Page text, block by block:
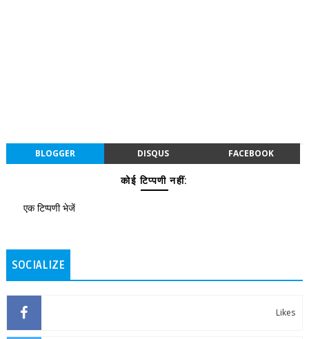
BLOGGER DISQUS FACEBOOK
कोई टिप्पणी नहीं:
एक टिप्पणी भेजें
SOCIALIZE
Likes